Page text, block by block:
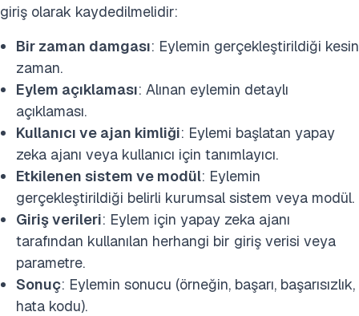
giriş olarak kaydedilmelidir:
Bir zaman damgası: Eylemin gerçekleştirildiği kesin
zaman.
Eylem açıklaması: Alınan eylemin detaylı
açıklaması.
Kullanıcı ve ajan kimliği: Eylemi başlatan yapay
zeka ajanı veya kullanıcı için tanımlayıcı.
Etkilenen sistem ve modül: Eylemin
gerçekleştirildiği belirli kurumsal sistem veya modül.
Giriş verileri: Eylem için yapay zeka ajanı
tarafından kullanılan herhangi bir giriş verisi veya
parametre.
Sonuç: Eylemin sonucu (örneğin, başarı, başarısızlık,
hata kodu).